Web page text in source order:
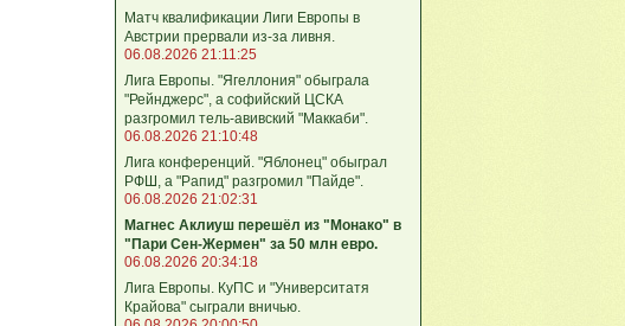
Матч квалификации Лиги Европы в
Австрии прервали из-за ливня.
06.08.2026 21:11:25
Лига Европы. "Ягеллония" обыграла
"Рейнджерс", а софийский ЦСКА
разгромил тель-авивский "Маккаби".
06.08.2026 21:10:48
Лига кoнференций. "Яблонец" обыграл
РФШ, а "Рапид" разгромил "Пайде".
06.08.2026 21:02:31
Магнес Аклиуш перешёл из "Монако" в
"Пари Сен-Жермен" за 50 млн евро.
06.08.2026 20:34:18
Лига Европы. КуПС и "Университатя
Крайова" сыграли вничью.